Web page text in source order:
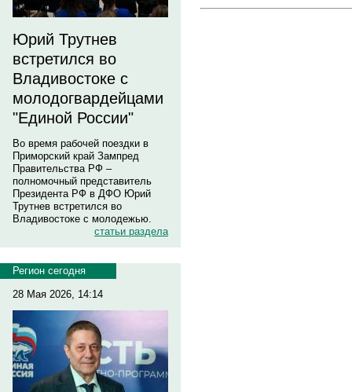
Юрий Трутнев
встретился во
Владивостоке с
молодогвардейцами
"Единой России"
Во время рабочей поездки в
Приморский край Зампред
Правительства РФ –
полномочный представитель
Президента РФ в ДФО Юрий
Трутнев встретился во
Владивостоке с молодежью.
статьи раздела
Регион сегодня
28 Мая 2026, 14:14